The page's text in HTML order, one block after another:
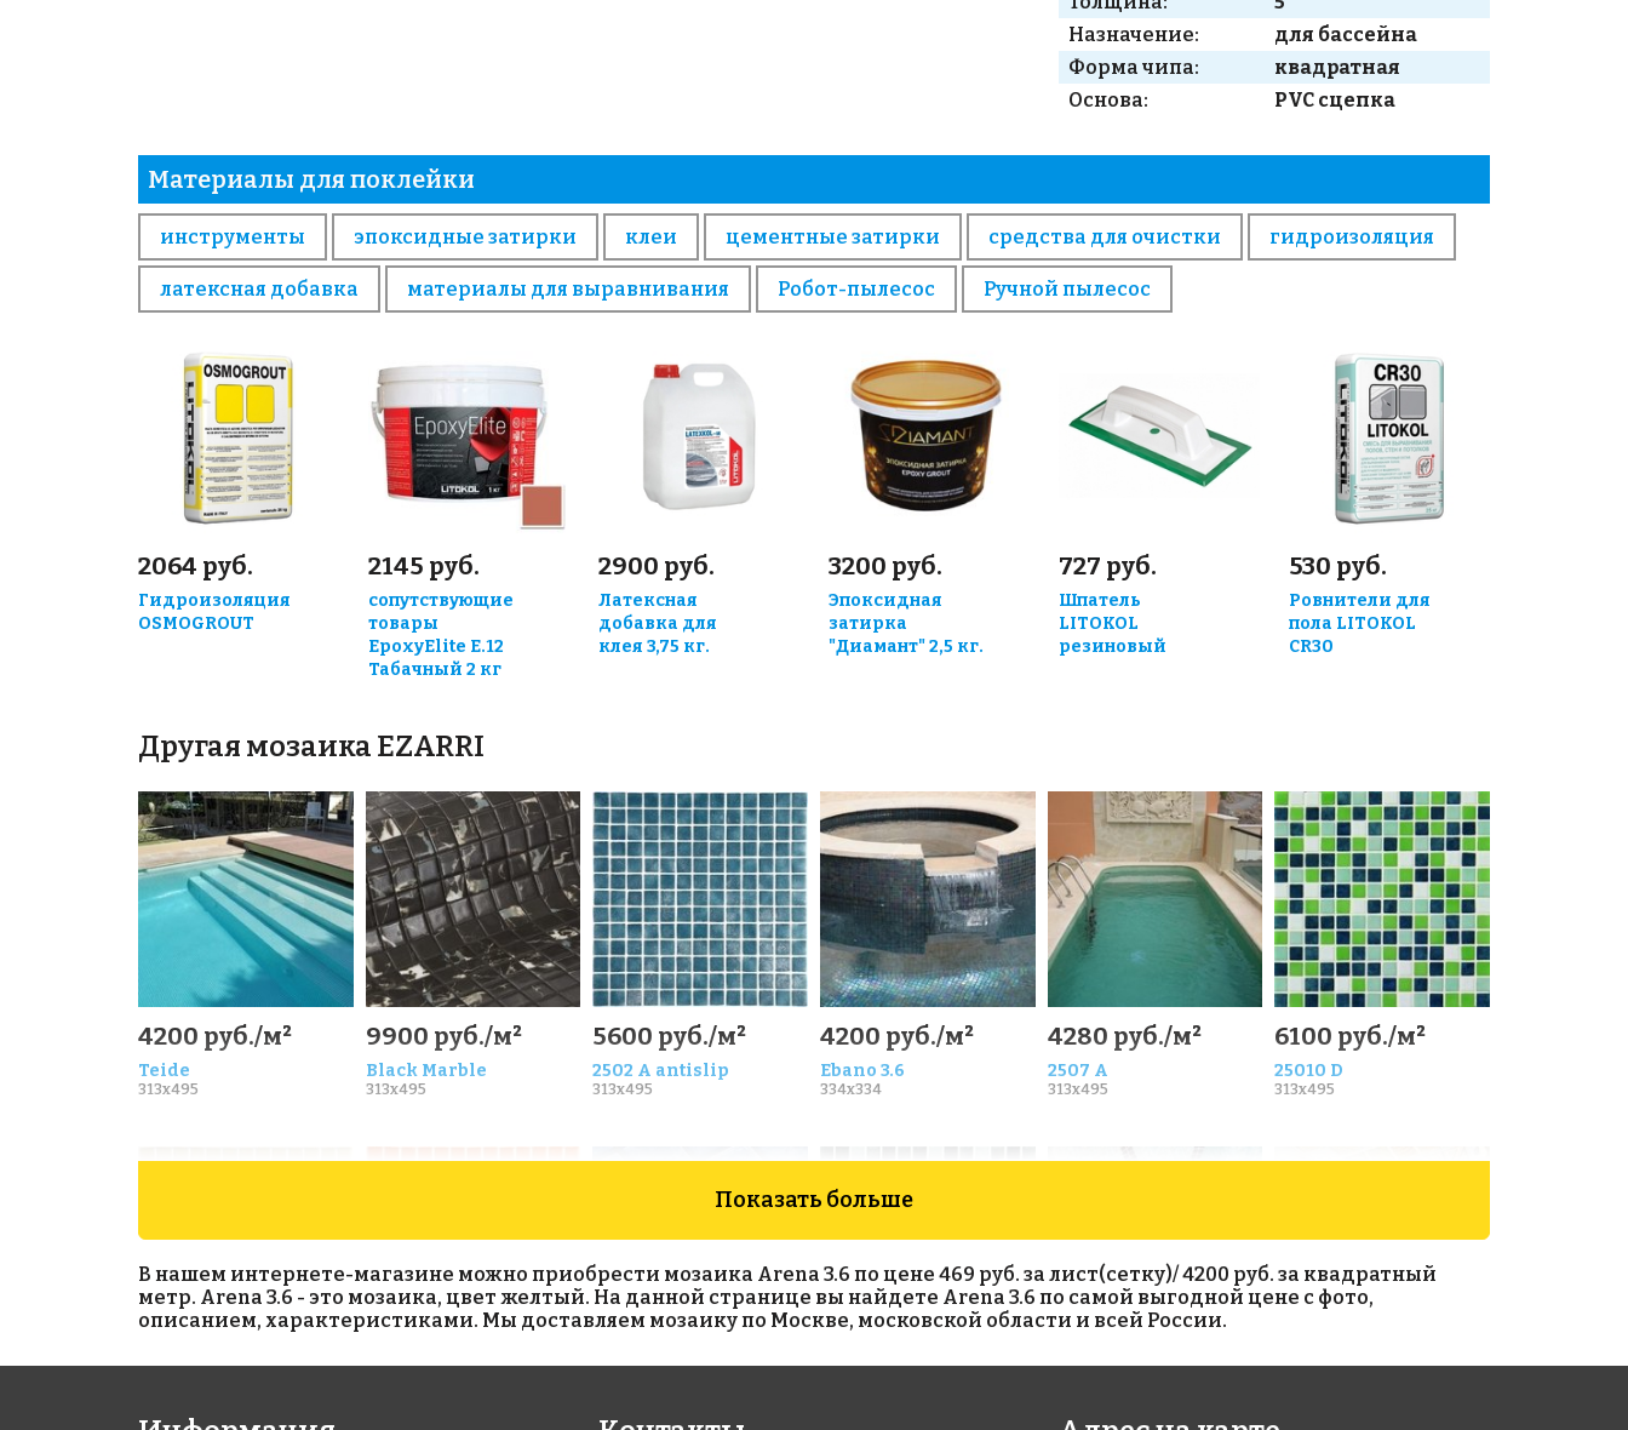
Назначение:
для бассейна
Форма чипа:
квадратная
Основа:
PVC сцепка
Материалы для поклейки
инструменты эпоксидные затирки клеи цементные затирки средства для очистки гидроизоляция
латексная добавка материалы для выравнивания Робот-пылесос Ручной пылесос
2064 руб.
Гидроизоляция
OSMOGROUT
2145 руб.
сопутствующие
товары
EpoxyElite E.12
Табачный 2 кг
2900 руб.
Латексная
добавка для
клея 3,75 кг.
3200 руб.
Эпоксидная
затирка
"Диамант" 2,5 кг.
727 руб.
Шпатель
LITOKOL
резиновый
530 руб.
Ровнители для
пола LITOKOL
CR30
Другая мозаика EZARRI
4200 руб./м²
Teide
313x495
9900 руб./м²
Black Marble
313x495
5600 руб./м²
2502 А antislip
313x495
4200 руб./м²
Ebano 3.6
334x334
4280 руб./м²
2507 A
313x495
6100 руб./м²
25010 D
313x495
2533 А Bluestone 50 Nacar 3.6 Daikiri
Показать больше
В нашем интернете-магазине можно приобрести мозаика Arena 3.6 по цене 469 руб. за лист(сетку)/ 4200 руб. за квадратный
метр. Arena 3.6 - это мозаика, цвет желтый. На данной странице вы найдете Arena 3.6 по самой выгодной цене с фото,
описанием, характеристиками. Мы доставляем мозаику по Москве, московской области и всей России.